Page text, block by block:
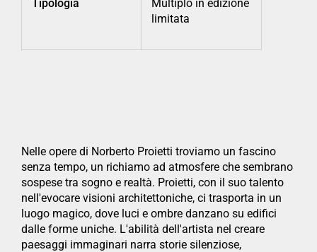
Tipologia
Multiplo in edizione
limitata
Nelle opere di Norberto Proietti troviamo un fascino
senza tempo, un richiamo ad atmosfere che sembrano
sospese tra sogno e realtà. Proietti, con il suo talento
nell'evocare visioni architettoniche, ci trasporta in un
luogo magico, dove luci e ombre danzano su edifici
dalle forme uniche. L'abilità dell'artista nel creare
paesaggi immaginari narra storie silenziose,